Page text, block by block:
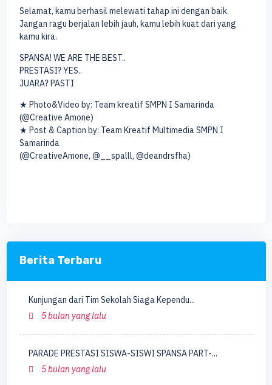
Selamat, kamu berhasil melewati tahap ini dengan baik.
Jangan ragu berjalan lebih jauh, kamu lebih kuat dari yang
kamu kira.
SPANSA! WE ARE THE BEST..
PRESTASI? YES..
JUARA? PASTI
★ Photo&Video by: Team kreatif SMPN I Samarinda
(@Creative Amone)
★ Post & Caption by: Team Kreatif Multimedia SMPN I
Samarinda
(@CreativeAmone, @__spalll, @deandrsfha)
Berita Terbaru
Kunjungan dari Tim Sekolah Siaga Kependu...
5 bulan yang lalu
PARADE PRESTASI SISWA-SISWI SPANSA PART-...
5 bulan yang lalu